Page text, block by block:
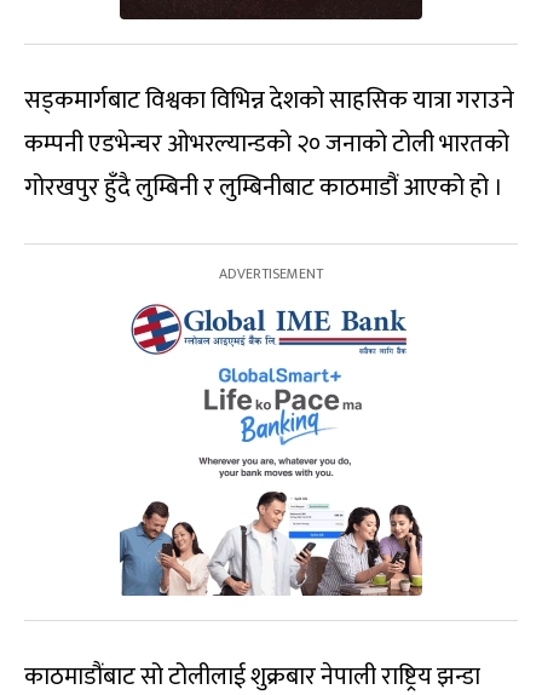
सड्कमार्गबाट विश्वका विभिन्न देशको साहसिक यात्रा गराउने
कम्पनी एडभेन्चर ओभरल्यान्डको २० जनाको टोली भारतको
गोरखपुर हुँदै लुम्बिनी र लुम्बिनीबाट काठमाडौं आएको हो ।
काठमाडौंबाट सो टोलीलाई शुक्रबार नेपाली राष्ट्रिय झन्डा